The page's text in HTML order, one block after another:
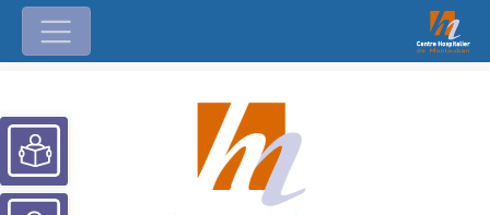
Ouvrir la barre d’outils